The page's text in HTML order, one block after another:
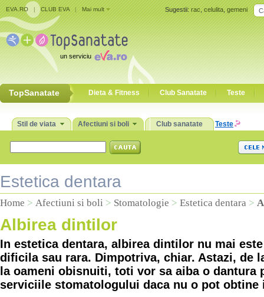
Sugestii: rac,celulita,gemeni
EVA.RO | CLUB EVA | Mai mult
un serviciu
TopSanatate Dieta & Fitness Club Sanatate Teste
Stil de viata Afectiuni si boli Club sanatate Teste
Estetica dentara
Home > Afectiuni si boli > Stomatologie > Estetica dentara >
Albirea dintilor
In estetica dentara, albirea dintilor nu mai
dificila sau rara. Dimpotriva, chiar. Astazi, de
la oameni obisnuiti, toti vor sa aiba o dantura
serviciile stomatologului daca nu o pot obtine